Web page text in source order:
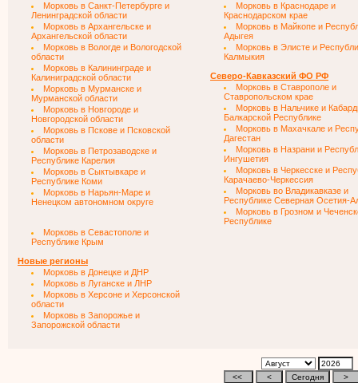
Морковь в Санкт-Петербурге и
Ленинградской области
Морковь в Архангельске и
Архангельской области
Морковь в Вологде и Вологодской
области
Морковь в Калининграде и
Калиниградской области
Морковь в Мурманске и
Мурманской области
Морковь в Новгороде и
Новгородской области
Морковь в Пскове и Псковской
области
Морковь в Петрозаводске и
Республике Карелия
Морковь в Сыктывкаре и
Республике Коми
Морковь в Нарьян-Маре и
Ненецком автономном округе
Морковь в Севастополе и
Республике Крым
Новые регионы
Морковь в Донецке и ДНР
Морковь в Луганске и ЛНР
Морковь в Херсоне и Херсонской
области
Морковь в Запорожье и
Запорожской области
Морковь в Краснодаре и
Краснодарском крае
Морковь в Майкопе и
Адыгея
Морковь в Элисте и
Калмыкия
Северо-Кавказский ФО РФ
Морковь в Ставрополе и
Ставропольском крае
Морковь в Нальчике и
Балкарской Республике
Морковь в Махачкале и
Дагестан
Морковь в Назрани и
Ингушетия
Морковь в Черкесске и
Карачаево-Черкессия
Морковь во Владикавказе и
Республике Северная Осетия-
Морковь в Грозном и
Республике